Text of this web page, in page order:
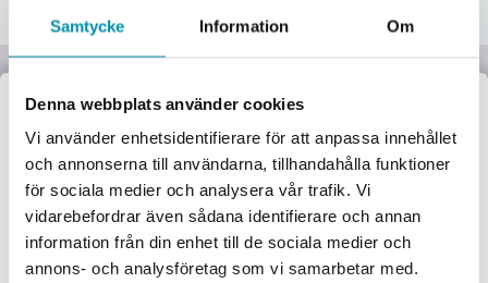
Samtycke Information Om
Denna webbplats använder cookies
Vi använder enhetsidentifierare för att anpassa innehållet
och annonserna till användarna, tillhandahålla funktioner
för sociala medier och analysera vår trafik. Vi
vidarebefordrar även sådana identifierare och annan
information från din enhet till de sociala medier och
annons- och analysföretag som vi samarbetar med.
Välkommen till
Proffsbutiken
Jag handlar som:
Företag Privat